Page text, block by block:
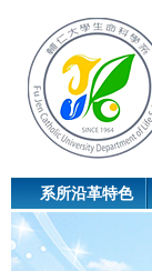
系所沿革特色